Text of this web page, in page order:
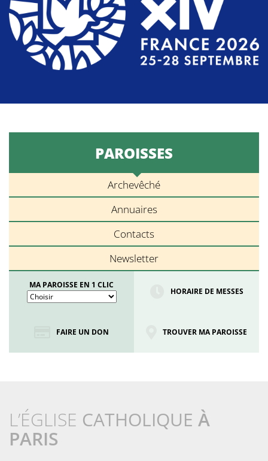
PAROISSES
Archevêché
Annuaires
Contacts
Newsletter
MA PAROISSE EN 1 CLIC
HORAIRE DE MESSES
FAIRE UN DON TROUVER MA PAROISSE
L’ÉGLISE CATHOLIQUE À
PARIS